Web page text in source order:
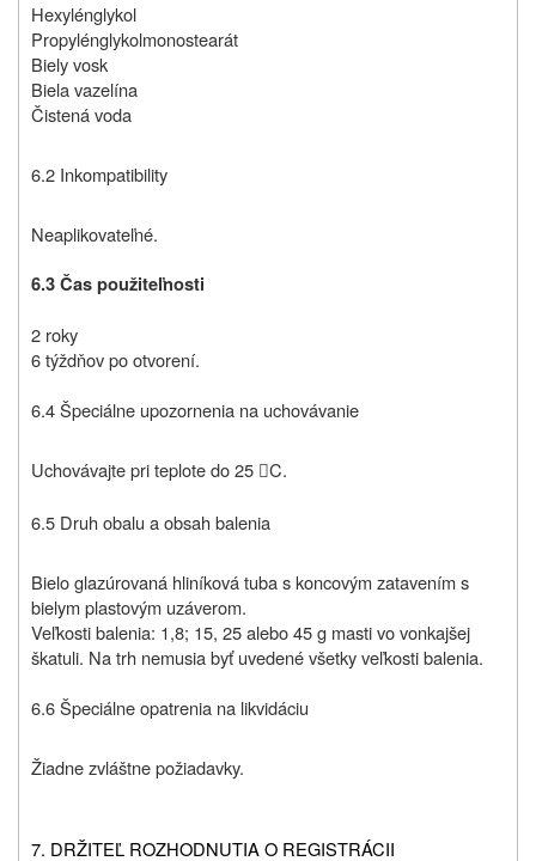
Hexylénglykol
Propylénglykolmonostearát
Biely vosk
Biela vazelína
Čistená voda
6.2 Inkompatibility
Neaplikovateľné.
6.3 Čas použiteľnosti
2 roky
6 týždňov po otvorení.
6.4 Špeciálne upozornenia na uchovávanie
Uchovávajte pri teplote do 25 C.
6.5 Druh obalu a obsah balenia
Bielo glazúrovaná hliníková tuba s koncovým zatavením s
bielym plastovým uzáverom.
Veľkosti balenia: 1,8; 15, 25 alebo 45 g masti vo vonkajšej
škatuli. Na trh nemusia byť uvedené všetky veľkosti balenia.
6.6 Špeciálne opatrenia na likvidáciu
Žiadne zvláštne požiadavky.
7. DRŽITEĽ ROZHODNUTIA O REGISTRÁCII